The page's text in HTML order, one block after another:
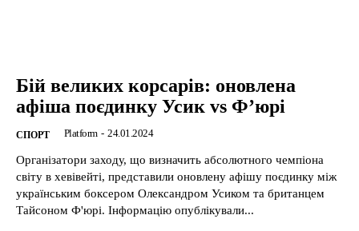
Бій великих корсарів: оновлена
афіша поєдинку Усик vs Ф’юрі
CПОРТ Platform - 24.01.2024
Організатори заходу, що визначить абсолютного чемпіона
світу в хевівейті, представили оновлену афішу поєдинку між
українським боксером Олександром Усиком та британцем
Тайсоном Ф'юрі. Інформацію опублікували...